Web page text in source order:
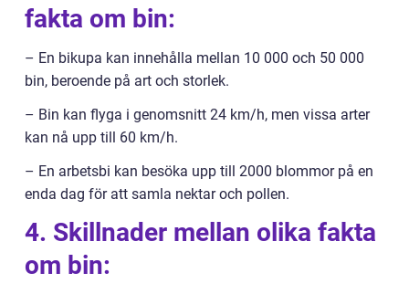
fakta om bin:
– En bikupa kan innehålla mellan 10 000 och 50 000
bin, beroende på art och storlek.
– Bin kan flyga i genomsnitt 24 km/h, men vissa arter
kan nå upp till 60 km/h.
– En arbetsbi kan besöka upp till 2000 blommor på en
enda dag för att samla nektar och pollen.
4. Skillnader mellan olika fakta
om bin: